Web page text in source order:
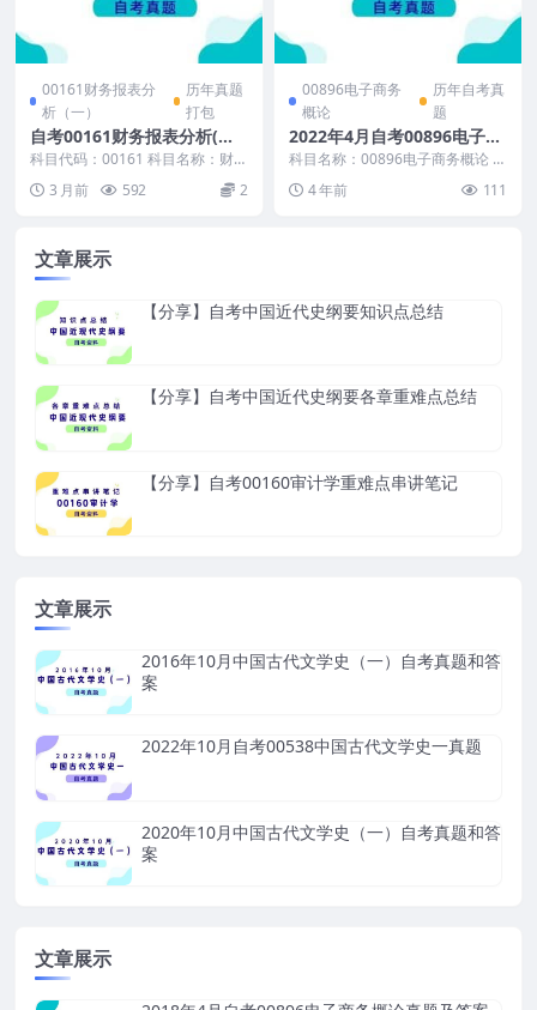
00161财务报表分
析（一）
历年真题
打包
自考00161财务报表分析(一)
历年真题及答案打包
科目代码：00161 科目名称：财务
报表分析(一) （自考00161财务报
表分析...
3 月前 592 2
00896电子商务
概论
历年自考真
题
2022年4月自考00896电子商
务概论真题暂无答案
科目名称：00896电子商务概论 试
考试电子商...
4 年前 111
文章展示
【分享】自考中国近代史纲要知识点总结
【分享】自考中国近代史纲要各章重难点总结
【分享】自考00160审计学重难点串讲笔记
文章展示
2016年10月中国古代文学史（一）自考真题和答
案
2022年10月自考00538中国古代文学史一真题
2020年10月中国古代文学史（一）自考真题和答
案
文章展示